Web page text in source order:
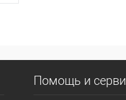
Помощь и